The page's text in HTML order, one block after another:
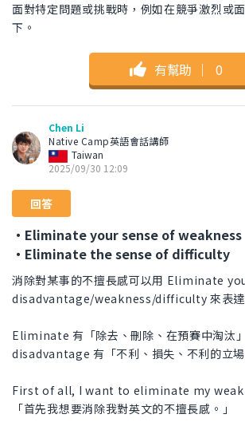
面對特定問題或挑戰時，例如在競爭激烈或
下。
有幫助 ｜ 0
Chen Li
Native Camp英語會話講師
Taiwan
2025/09/30 12:09
回答
・Eliminate your sense of weakness
・Eliminate the sense of difficulty
消除對某事的不擅長感可以用 Eliminate
disadvantage/weakness/difficulty 來表達
Eliminate 有「除去、刪除、在預賽中淘汰
disadvantage 有「不利、損失、不利的立場
First of all, I want to eliminate my
「首先我想要消除我對英文的不擅長感。」